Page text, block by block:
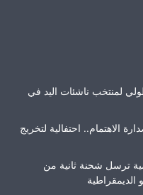
لمنتخب ناشئات اليد في
الاهتمام.. احتفالية لتخريج
ترسل شحنة ثانية من
الديمقراطية